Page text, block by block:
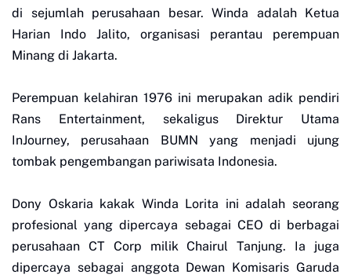
di sejumlah perusahaan besar. Winda adalah Ketua
Harian Indo Jalito, organisasi perantau perempuan
Minang di Jakarta.
Perempuan kelahiran 1976 ini merupakan adik pendiri
Rans Entertainment, sekaligus Direktur Utama
InJourney, perusahaan BUMN yang menjadi ujung
tombak pengembangan pariwisata Indonesia.
Dony Oskaria kakak Winda Lorita ini adalah seorang
profesional yang dipercaya sebagai CEO di berbagai
perusahaan CT Corp milik Chairul Tanjung. Ia juga
dipercaya sebagai anggota Dewan Komisaris Garuda